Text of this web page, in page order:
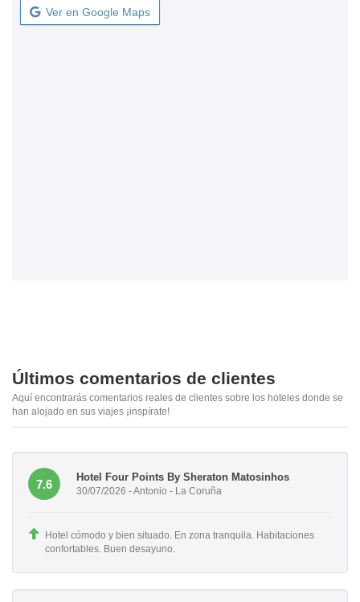
Ver en Google Maps
Últimos comentarios de clientes
Aquí encontrarás comentarios reales de clientes sobre los hoteles donde se
han alojado en sus viajes ¡inspírate!
7.6
Hotel Four Points By Sheraton Matosinhos
30/07/2026 - Antonio - La Coruña
Hotel cómodo y bien situado. En zona tranquila. Habitaciones
confortables. Buen desayuno.